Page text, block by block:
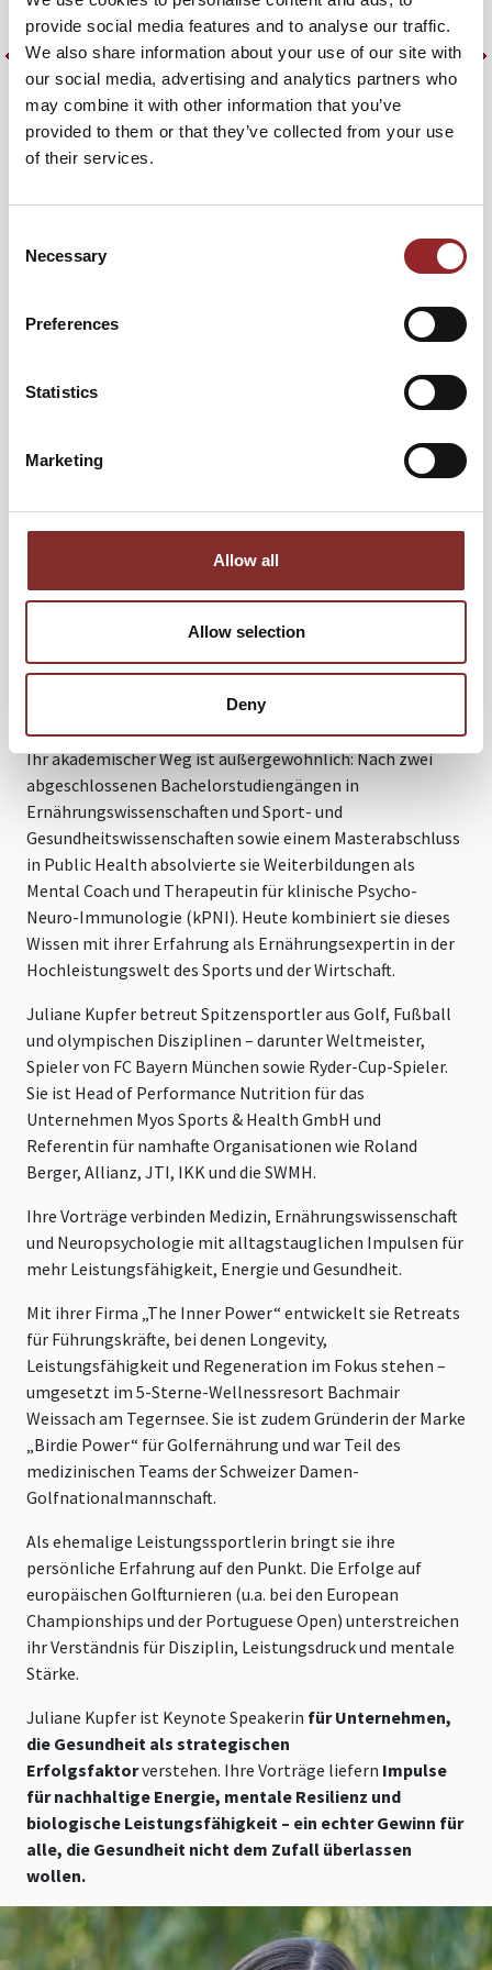
provide social media features and to analyse our traffic.
We also share information about your use of our site with
our social media, advertising and analytics partners who
may combine it with other information that you’ve
provided to them or that they’ve collected from your use
of their services.
Selection
Necessary
Preferences
Statistics
Marketing
Allow all
Allow selection
Deny
emotionale Stabilität zu stärken. Sie räumt mit
Ernährungsmythen auf und zeigt, warum klassische
Pausensnacks, Kantinenessen und Diäten oft mehr
schaden als nützen. Stattdessen vermittelt sie ein
wissenschaftlich fundiertes, aber leicht verständliches
Verständnis von Energiegewinnung – angepasst an
PROFIL
Juliane Kupfer vereint wissenschaftliche Expertise mit
Ernährungswissenschaftlerin an der renommierten
Technical University of Munich – Institute for Food &
Blutzuckermanagement. Sie gehört zu einer neuen
Generation von Ernährungsexpertinnen, die aktuelle
Forschungsergebnisse in klare Botschaften und
wissenschaftlich fundiert, praxisnah und inspirierend.
Ihr akademischer Weg ist außergewöhnlich: Nach zwei
abgeschlossenen Bachelorstudiengängen in
Ernährungswissenschaften und Sport- und
Gesundheitswissenschaften sowie einem Masterabschluss
in Public Health absolvierte sie Weiterbildungen als
Mental Coach und Therapeutin für klinische Psycho-
Neuro-Immunologie (kPNI). Heute kombiniert sie dieses
Wissen mit ihrer Erfahrung als Ernährungsexpertin in der
Hochleistungswelt des Sports und der Wirtschaft.
Juliane Kupfer betreut Spitzensportler aus Golf, Fußball
und olympischen Disziplinen – darunter Weltmeister,
Spieler von FC Bayern München sowie Ryder-Cup-Spieler.
Sie ist Head of Performance Nutrition für das
Unternehmen Myos Sports & Health GmbH und
Referentin für namhafte Organisationen wie Roland
Berger, Allianz, JTI, IKK und die SWMH.
Ihre Vorträge verbinden Medizin, Ernährungswissenschaft
und Neuropsychologie mit alltagstauglichen Impulsen für
mehr Leistungsfähigkeit, Energie und Gesundheit.
Mit ihrer Firma „The Inner Power“ entwickelt sie Retreats
für Führungskräfte, bei denen Longevity,
Leistungsfähigkeit und Regeneration im Fokus stehen –
umgesetzt im 5-Sterne-Wellnessresort Bachmair
Weissach am Tegernsee. Sie ist zudem Gründerin der Marke
„Birdie Power“ für Golfernährung und war Teil des
medizinischen Teams der Schweizer Damen-
Golfnationalmannschaft.
Als ehemalige Leistungssportlerin bringt sie ihre
persönliche Erfahrung auf den Punkt. Die Erfolge auf
europäischen Golfturnieren (u.a. bei den European
Championships und der Portuguese Open) unterstreichen
ihr Verständnis für Disziplin, Leistungsdruck und mentale
Stärke.
Juliane Kupfer ist Keynote Speakerin für Unternehmen,
die Gesundheit als strategischen
Erfolgsfaktorverstehen. Ihre Vorträge liefern Impulse
für nachhaltige Energie, mentale Resilienz und
biologische Leistungsfähigkeit – ein echter Gewinn für
alle, die Gesundheit nicht dem Zufall überlassen
wollen.